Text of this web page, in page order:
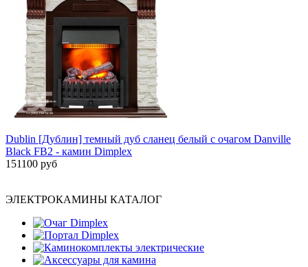
Dublin [Дублин] темный дуб сланец белый с очагом Danville
Black FB2 - камин Dimplex
151100 руб
ЭЛЕКТРОКАМИНЫ КАТАЛОГ
Очаг Dimplex
Портал Dimplex
Каминокомплекты электрические
Аксессуары для камина